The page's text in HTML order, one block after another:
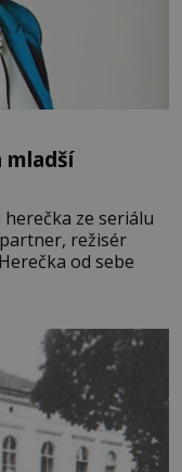
mladší
ze seriálu
režisér